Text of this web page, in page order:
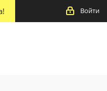
Войти